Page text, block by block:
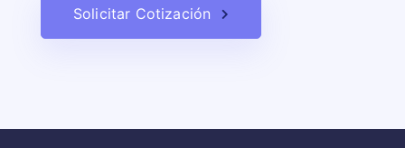
Solicitar Cotización